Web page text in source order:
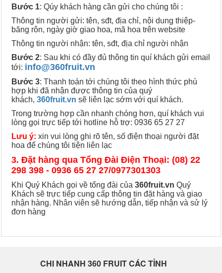
Bước 1: Qúy khách hàng cần gửi cho chúng tôi :
Thông tin người gửi: tên, sđt, địa chỉ, nội dung thiệp-
băng rôn, ngày giờ giao hoa, mã hoa trên website
Thông tin người nhận: tên, sđt, địa chỉ người nhận
Bước 2: Sau khi có đầy đủ thông tin quí khách gửi email
tới: info@360fruit.vn
Bước 3: Thanh toán tới chúng tôi theo hình thức phù
hợp khi đã nhận được thông tin của quý
khách, 360fruit.vn sẽ liên lạc sớm với quí khách.
Trong trường hợp cần nhanh chóng hơn, quí khách vui
lòng gọi trực tiếp tới hotline hỗ trợ: 0936 65 27 27
Lưu ý: xin vui lòng ghi rõ tên, số điện thoại người đặt
hoa để chúng tôi tiện liên lạc
3. Đặt hàng qua Tổng Đài Điện Thoại: (08) 22
298 398 - 0936 65 27 27/0977301303
Khi Quý Khách gọi về tổng đài của 360fruit.vn Quý
Khách sẽ trực tiếp cung cấp thông tin đặt hàng và giao
nhận hàng. Nhân viên sẽ hướng dẫn, tiếp nhận và sử lý
đơn hàng
CHI NHANH 360 FRUIT CÁC TỈNH